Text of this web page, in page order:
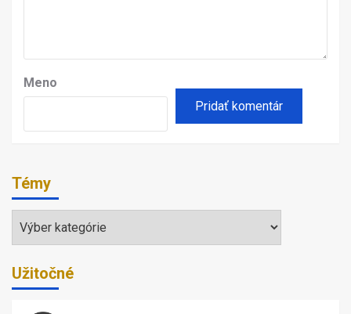
Meno
Témy
Témy
Užitočné